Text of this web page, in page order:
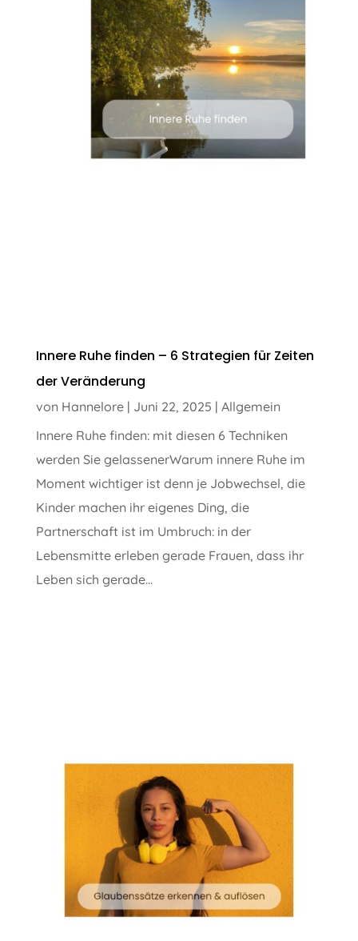
Innere Ruhe finden – 6 Strategien für Zeiten
der Veränderung
von Hannelore| Juni 22, 2025 | Allgemein
Innere Ruhe finden: mit diesen 6 Techniken
werden Sie gelassenerWarum innere Ruhe im
Moment wichtiger ist denn je Jobwechsel, die
Kinder machen ihr eigenes Ding, die
Partnerschaft ist im Umbruch: in der
Lebensmitte erleben gerade Frauen, dass ihr
Leben sich gerade...